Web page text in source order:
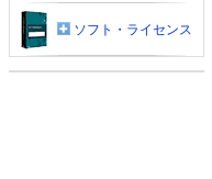
ソフト・ライセンス